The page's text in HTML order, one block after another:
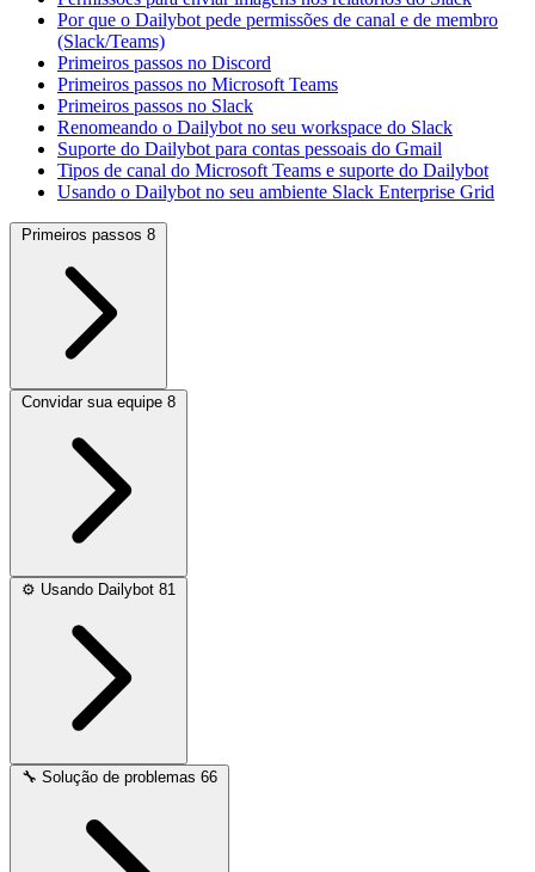
Por que o Dailybot pede permissões de canal e de membro
(Slack/Teams)
Primeiros passos no Discord
Primeiros passos no Microsoft Teams
Primeiros passos no Slack
Renomeando o Dailybot no seu workspace do Slack
Suporte do Dailybot para contas pessoais do Gmail
Tipos de canal do Microsoft Teams e suporte do Dailybot
Usando o Dailybot no seu ambiente Slack Enterprise Grid
Primeiros passos 8
Convidar sua equipe 8
⚙️ Usando Dailybot 81
🔧 Solução de problemas 66